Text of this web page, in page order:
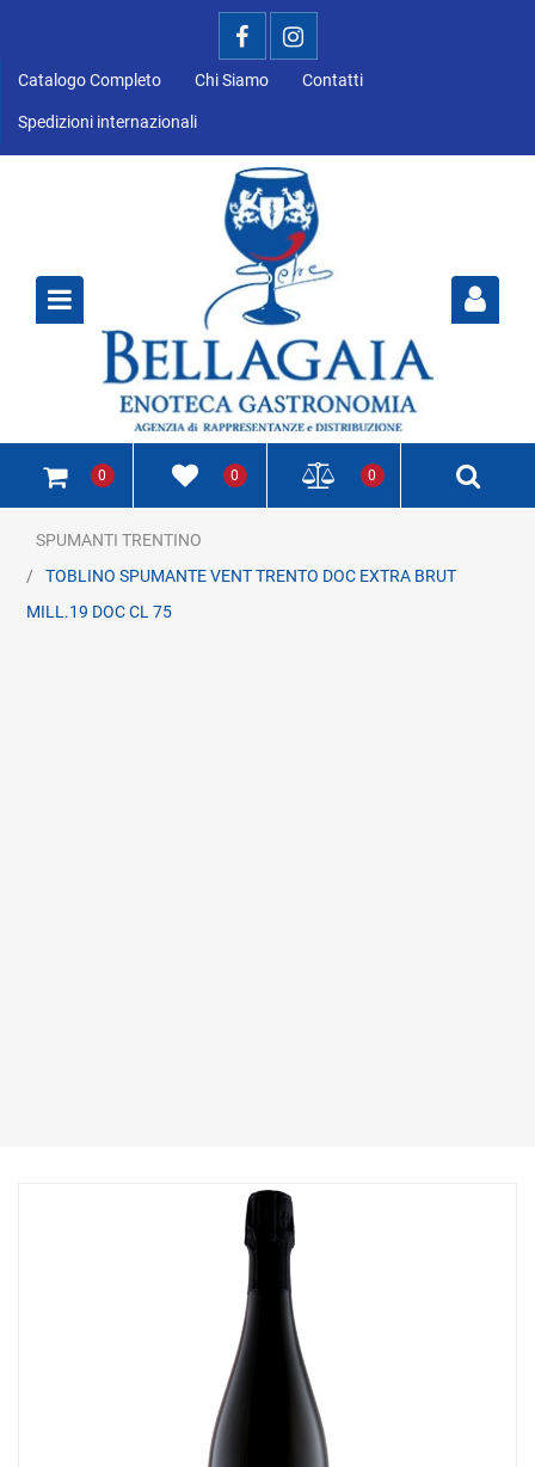
Catalogo Completo Chi Siamo Contatti
Spedizioni internazionali
0 0 0
SPUMANTI TRENTINO
TOBLINO SPUMANTE VENT TRENTO DOC EXTRA BRUT
MILL.19 DOC CL 75